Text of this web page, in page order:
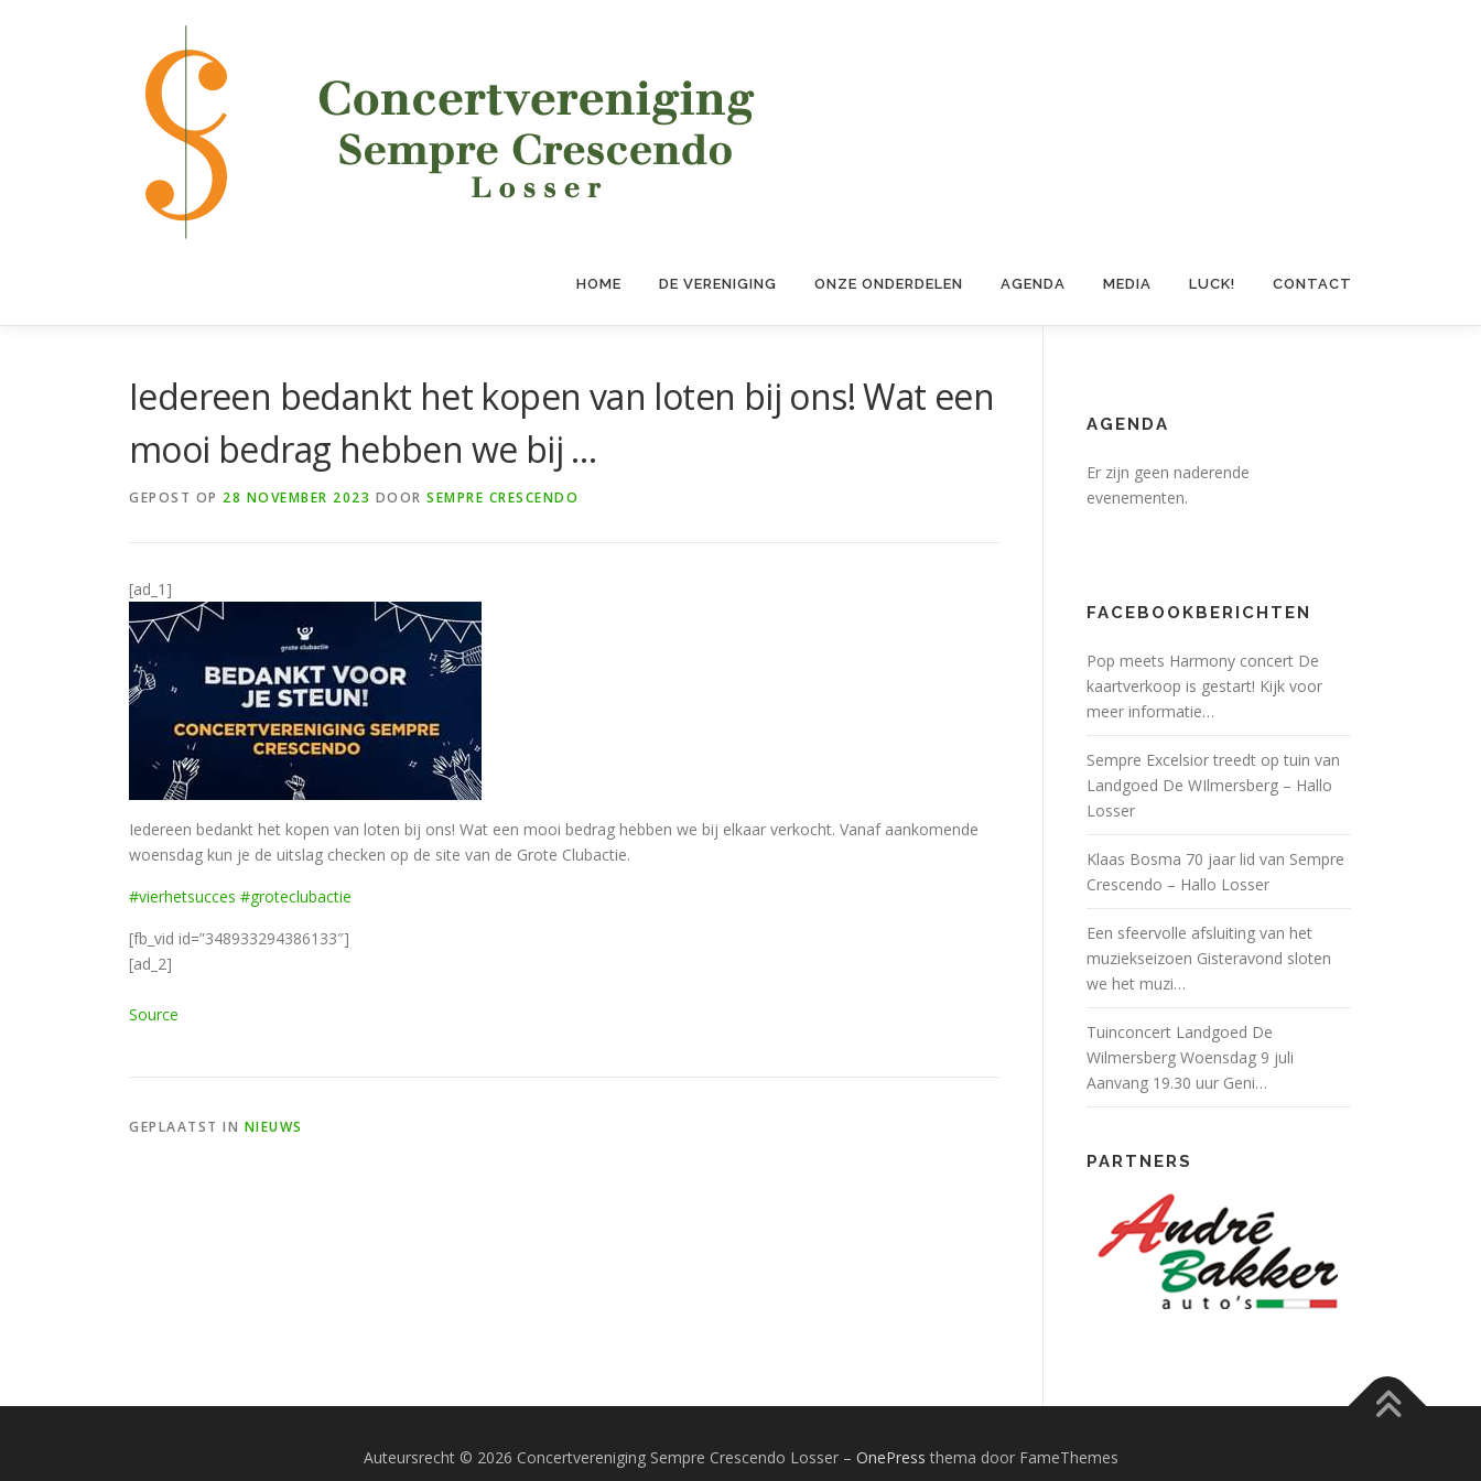
HOME DE VERENIGING ONZE ONDERDELEN AGENDA MEDIA LUCK! CONTACT
Iedereen bedankt het kopen van loten bij ons! Wat een
mooi bedrag hebben we bij …
GEPOST OP 28 NOVEMBER 2023 DOOR SEMPRE CRESCENDO
[ad_1]
Iedereen bedankt het kopen van loten bij ons! Wat een mooi bedrag hebben we bij elkaar verkocht. Vanaf aankomende
woensdag kun je de uitslag checken op de site van de Grote Clubactie.
#vierhetsucces #groteclubactie
[fb_vid id=”348933294386133″]
[ad_2]
Source
GEPLAATST IN NIEUWS
AGENDA
Er zijn geen naderende
evenementen.
FACEBOOKBERICHTEN
Pop meets Harmony concert De
kaartverkoop is gestart! Kijk voor
meer informatie…
Sempre Excelsior treedt op tuin van
Landgoed De WIlmersberg – Hallo
Losser
Klaas Bosma 70 jaar lid van Sempre
Crescendo – Hallo Losser
Een sfeervolle afsluiting van het
muziekseizoen Gisteravond sloten
we het muzi…
Tuinconcert Landgoed De
Wilmersberg Woensdag 9 juli
Aanvang 19.30 uur Geni…
PARTNERS
Auteursrecht © 2026 Concertvereniging Sempre Crescendo Losser – OnePress thema door FameThemes